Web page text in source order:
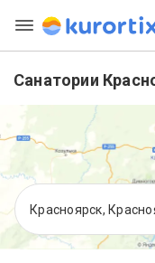
Санатории
Красноярск,